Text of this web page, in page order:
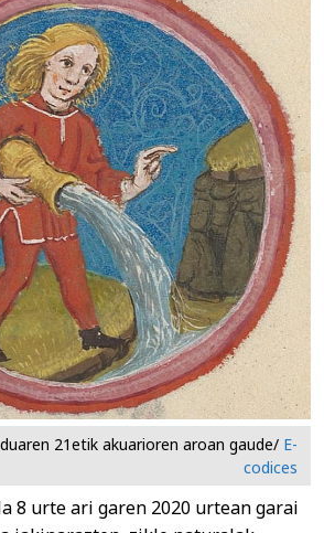
21etik akuarioren aroan gaude/ E-
codices
8 urte ari garen 2020 urtean garai